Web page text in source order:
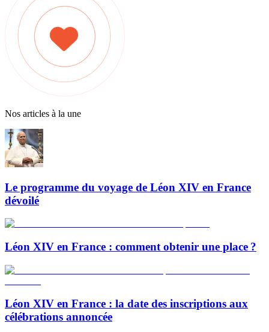
Nos articles à la une
Le programme du voyage de Léon XIV en France
dévoilé
Léon XIV en France : comment obtenir une place ?
Léon XIV en France : la date des inscriptions aux
célébrations annoncée